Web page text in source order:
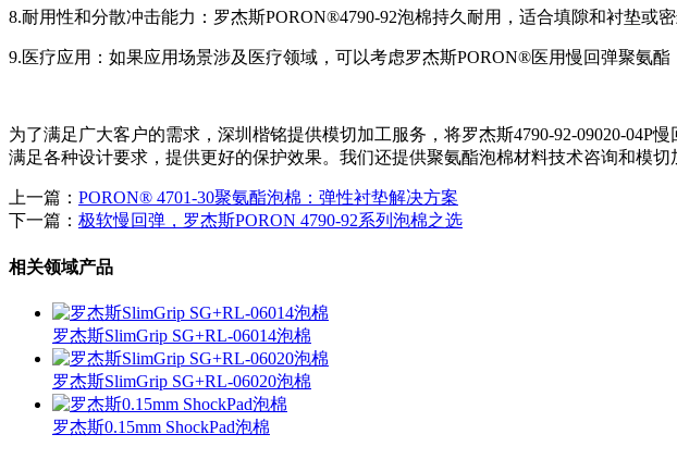
8.耐用性和分散冲击能力：罗杰斯PORON®4790-92泡棉持久耐用，适合填隙和衬垫或
9.医疗应用：如果应用场景涉及医疗领域，可以考虑罗杰斯PORON®医用慢回弹聚氨
为了满足广大客户的需求，深圳楷铭提供模切加工服务，将罗杰斯4790-92-09020-
满足各种设计要求，提供更好的保护效果。我们还提供聚氨酯泡棉材料技术咨询和模
上一篇： PORON® 4701-30聚氨酯泡棉：弹性衬垫解决方案
下一篇： 极软慢回弹，罗杰斯PORON 4790-92系列泡棉之选
相关领域产品
罗杰斯SlimGrip SG+RL-06014泡棉
罗杰斯SlimGrip SG+RL-06020泡棉
罗杰斯0.15mm ShockPad泡棉